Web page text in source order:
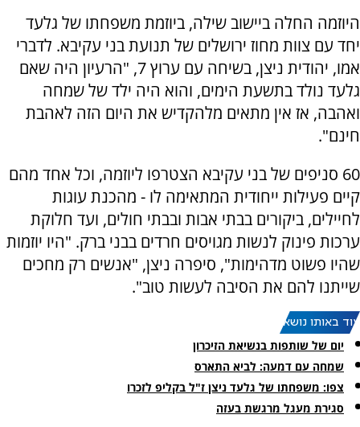
היוזמה החלה ביישוב שילה, ביוזמת משפחתו של גלעד
יחד עם צוות מחוז ירושלים של תנועת בני עקיבא. לדברי
אמו, יהודית ניצן, בשיחה עם ערוץ 7, "הרעיון היה שאם
גלעד נולד בתשעת הימים, והוא היה ילד של שמחה
ואהבה, אז אין מתאים מלהקדיש את היום הזה לאהבת
חינם".
60 סניפים של בני עקיבא הצטרפו ליוזמה, וכל אחד מהם
קיים פעילות ייחודית המתאימה לו - מהכנת עוגות
לחיילים, ביקורים בבתי אבות ובבתי חולים, ועד חלוקת
ערכות פינוק לנשות מגויסים חרדים בבני ברק. "היו יוזמות
שהיו פשוט מדהימות", סיפרה ניצן, "אנשים רק מחכים
שייתנו להם את הסיבה לעשות טוב".
עוד באותו נושא:
יום של שותפות בנשיאת הזיכרון
שמחה עם דמעה: לביא התארס
צפו: משפחתו של גלעד ניצן ז"ל בקליפ לזכרו
סגירת מעגל מרגשת בעזה